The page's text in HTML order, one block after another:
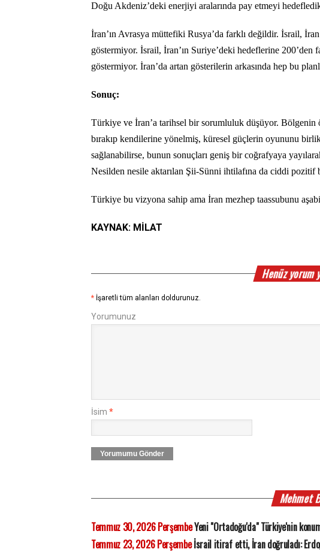
Doğu Akdeniz’deki enerjiyi aralarında pay etmeyi
İran’ın Avrasya müttefiki Rusya’da farklı değildir. İsrail,
göstermiyor. İsrail, İran’ın Suriye’deki hedeflerine 200’den
göstermiyor. İran’da artan gösterilerin arkasında hep bu
Sonuç:
Türkiye ve İran’a tarihsel bir sorumluluk düşüyor.
bırakıp kendilerine yönelmiş, küresel güçlerin oyununu
sağlanabilirse, bunun sonuçları geniş bir coğrafyaya
Nesilden nesile aktarılan Şii-Sünni ihtilafına da ciddi pozitif
Türkiye bu vizyona sahip ama İran mezhep taassubunu
KAYNAK: MİLAT
Henüz yorum
* İşaretli tüm alanları doldurunuz.
Yorumunuz
İsim *
Yorumumu Gönder
Mehmet
Temmuz 30, 2026 PerşembeYeni "Ortadoğu'da" Türkiye'nin
Temmuz 23, 2026 Perşembeİsrail itiraf etti, İran doğruladı: